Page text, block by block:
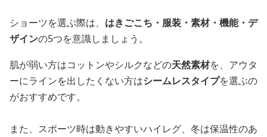
ショーツを選ぶ際は、 はきごこち・服装・素材・機能・デ
ザインの5つを意識しましょう。
肌が弱い方はコットンやシルクなどの天然素材を、アウタ
ーにラインを出したくない方はシームレスタイプを選ぶの
がおすすめです。
また、スポーツ時は動きやすいハイレグ、冬は保温性のあ